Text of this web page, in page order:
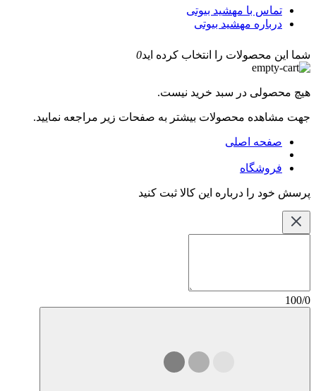
تماس با مهشید بیوتی
درباره مهشید بیوتی
شما این محصولات را انتخاب کرده اید0
هیچ محصولی در سبد خرید نیست.
جهت مشاهده محصولات بیشتر به صفحات زیر مراجعه نمایید.
صفحه اصلی
فروشگاه
پرسش خود را درباره این کالا ثبت کنید
100/0